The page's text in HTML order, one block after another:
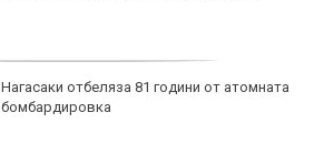
Нагасаки отбеляза 81 години от атомната
бомбардировка